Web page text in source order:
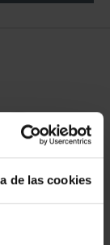
de las cookies